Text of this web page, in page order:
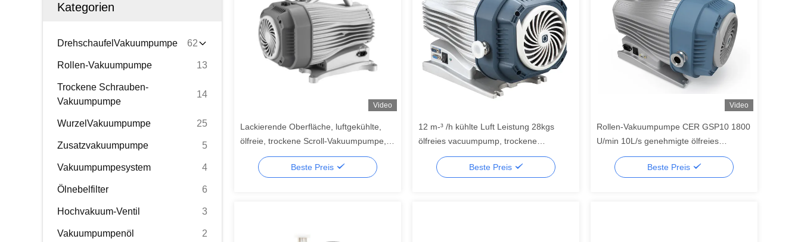
Kategorien
DrehschaufelVakuumpumpe 62
Rollen-Vakuumpumpe 13
Trockene Schrauben-
Vakuumpumpe
14
WurzelVakuumpumpe 25
Zusatzvakuumpumpe 5
Vakuumpumpesystem 4
Ölnebelfilter 6
Hochvakuum-Ventil 3
Vakuumpumpenöl 2
Video
Lackierende Oberfläche, luftgekühlte,
ölfreie, trockene Scroll-Vakuumpumpe,
16 m3/h
Beste Preis
12 m-³ /h kühlte Luft Leistung 28kgs
ölfreies vacuumpump, trockene
Rollenpumpe ab
Beste Preis
Video
Rollen-Vakuumpumpe CER GSP10 1800
U/min 10L/s genehmigte ölfreies
trockenes
Beste Preis